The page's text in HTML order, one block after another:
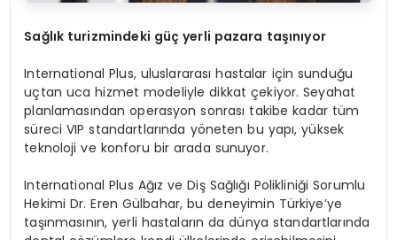
Sağlık turizmindeki güç yerli pazara taşınıyor
International Plus, uluslararası hastalar için sunduğu
uçtan uca hizmet modeliyle dikkat çekiyor. Seyahat
planlamasından operasyon sonrası takibe kadar tüm
süreci VIP standartlarında yöneten bu yapı, yüksek
teknoloji ve konforu bir arada sunuyor.
International Plus Ağız ve Diş Sağlığı Polikliniği Sorumlu
Hekimi Dr. Eren Gülbahar, bu deneyimin Türkiye’ye
taşınmasının, yerli hastaların da dünya standartlarında